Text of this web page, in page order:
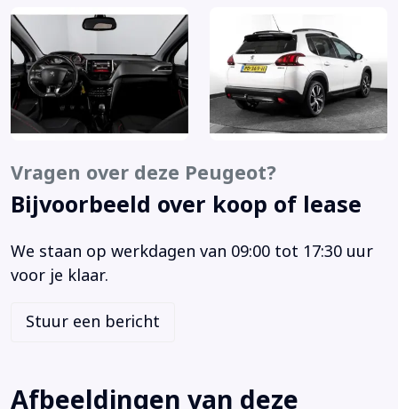
Airbag(s) hoofd achter
Airbag(s) hoofd voor
Airbag(s) side voor
Airbag bestuurder
Airbag passagier
Airco
Anti Blokkeer Systeem
Anti doorSlip Regeling
Bandenspanningscontrolesysteem
Bestuurdersstoel in hoogte verstelbaar
Bluetooth
Vragen over deze Peugeot?
Bijvoorbeeld over koop of lease
We staan op werkdagen van 09:00 tot 17:30 uur
voor je klaar.
Stuur een bericht
Afbeeldingen van deze